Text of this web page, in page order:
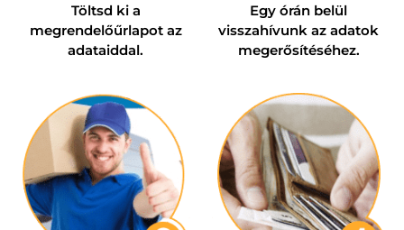
Töltsd ki a
megrendelőűrlapot az
adataiddal.
Egy órán belül
visszahívunk az adatok
megerősítéséhez.